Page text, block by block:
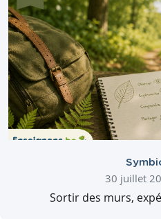
30 juillet
Sortir des murs,